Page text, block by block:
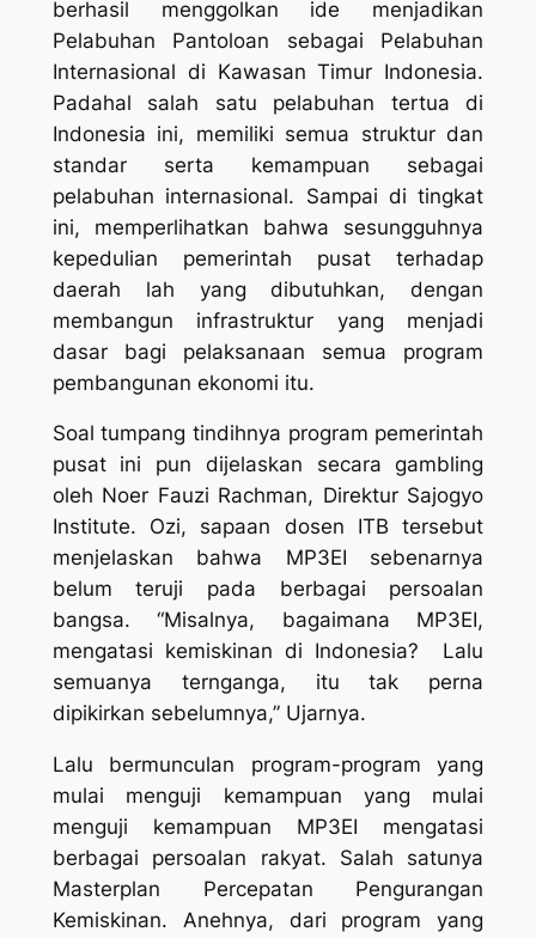
berhasil menggolkan ide menjadikan
Pelabuhan Pantoloan sebagai Pelabuhan
Internasional di Kawasan Timur Indonesia.
Padahal salah satu pelabuhan tertua di
Indonesia ini, memiliki semua struktur dan
standar serta kemampuan sebagai
pelabuhan internasional. Sampai di tingkat
ini, memperlihatkan bahwa sesungguhnya
kepedulian pemerintah pusat terhadap
daerah lah yang dibutuhkan, dengan
membangun infrastruktur yang menjadi
dasar bagi pelaksanaan semua program
pembangunan ekonomi itu.
Soal tumpang tindihnya program pemerintah
pusat ini pun dijelaskan secara gambling
oleh Noer Fauzi Rachman, Direktur Sajogyo
Institute. Ozi, sapaan dosen ITB tersebut
menjelaskan bahwa MP3EI sebenarnya
belum teruji pada berbagai persoalan
bangsa. “Misalnya, bagaimana MP3EI,
mengatasi kemiskinan di Indonesia? Lalu
semuanya ternganga, itu tak perna
dipikirkan sebelumnya,” Ujarnya.
Lalu bermunculan program-program yang
mulai menguji kemampuan yang mulai
menguji kemampuan MP3EI mengatasi
berbagai persoalan rakyat. Salah satunya
Masterplan Percepatan Pengurangan
Kemiskinan. Anehnya, dari program yang